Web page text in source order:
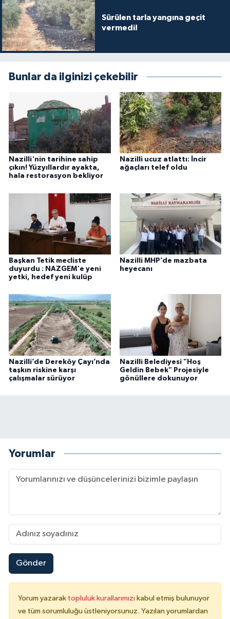
Sürülen tarla yangına geçit
vermedi!
Bunlar da ilginizi çekebilir
Nazilli'nin tarihine sahip
çıkın! Yüzyıllardır ayakta,
hala restorasyon bekliyor
Nazilli ucuz atlattı: İncir
ağaçları telef oldu
Başkan Tetik mecliste
duyurdu : NAZGEM'e yeni
yetki, hedef yeni kulüp
Nazilli MHP’de mazbata
heyecanı
Nazilli’de Dereköy Çayı’nda
taşkın riskine karşı
çalışmalar sürüyor
Nazilli Belediyesi "Hoş
Geldin Bebek" Projesiyle
gönüllere dokunuyor
Yorumlar
Gönder
Yorum yazarak topluluk kurallarımızı kabul etmiş bulunuyor
ve tüm sorumluluğu üstleniyorsunuz. Yazılan yorumlardan